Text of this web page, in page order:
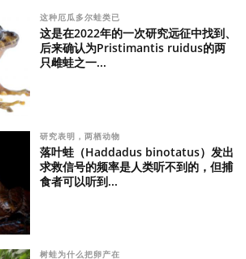
这种厄瓜多尔蛙类已
这是在2022年的一次研究远征中找到、
后来确认为Pristimantis ruidus的两
只雌蛙之一...
研究表明，两栖动物
落叶蛙（Haddadus binotatus）发出
求救信号的频率是人类听不到的，但捕
食者可以听到...
树蛙为什么把卵产在